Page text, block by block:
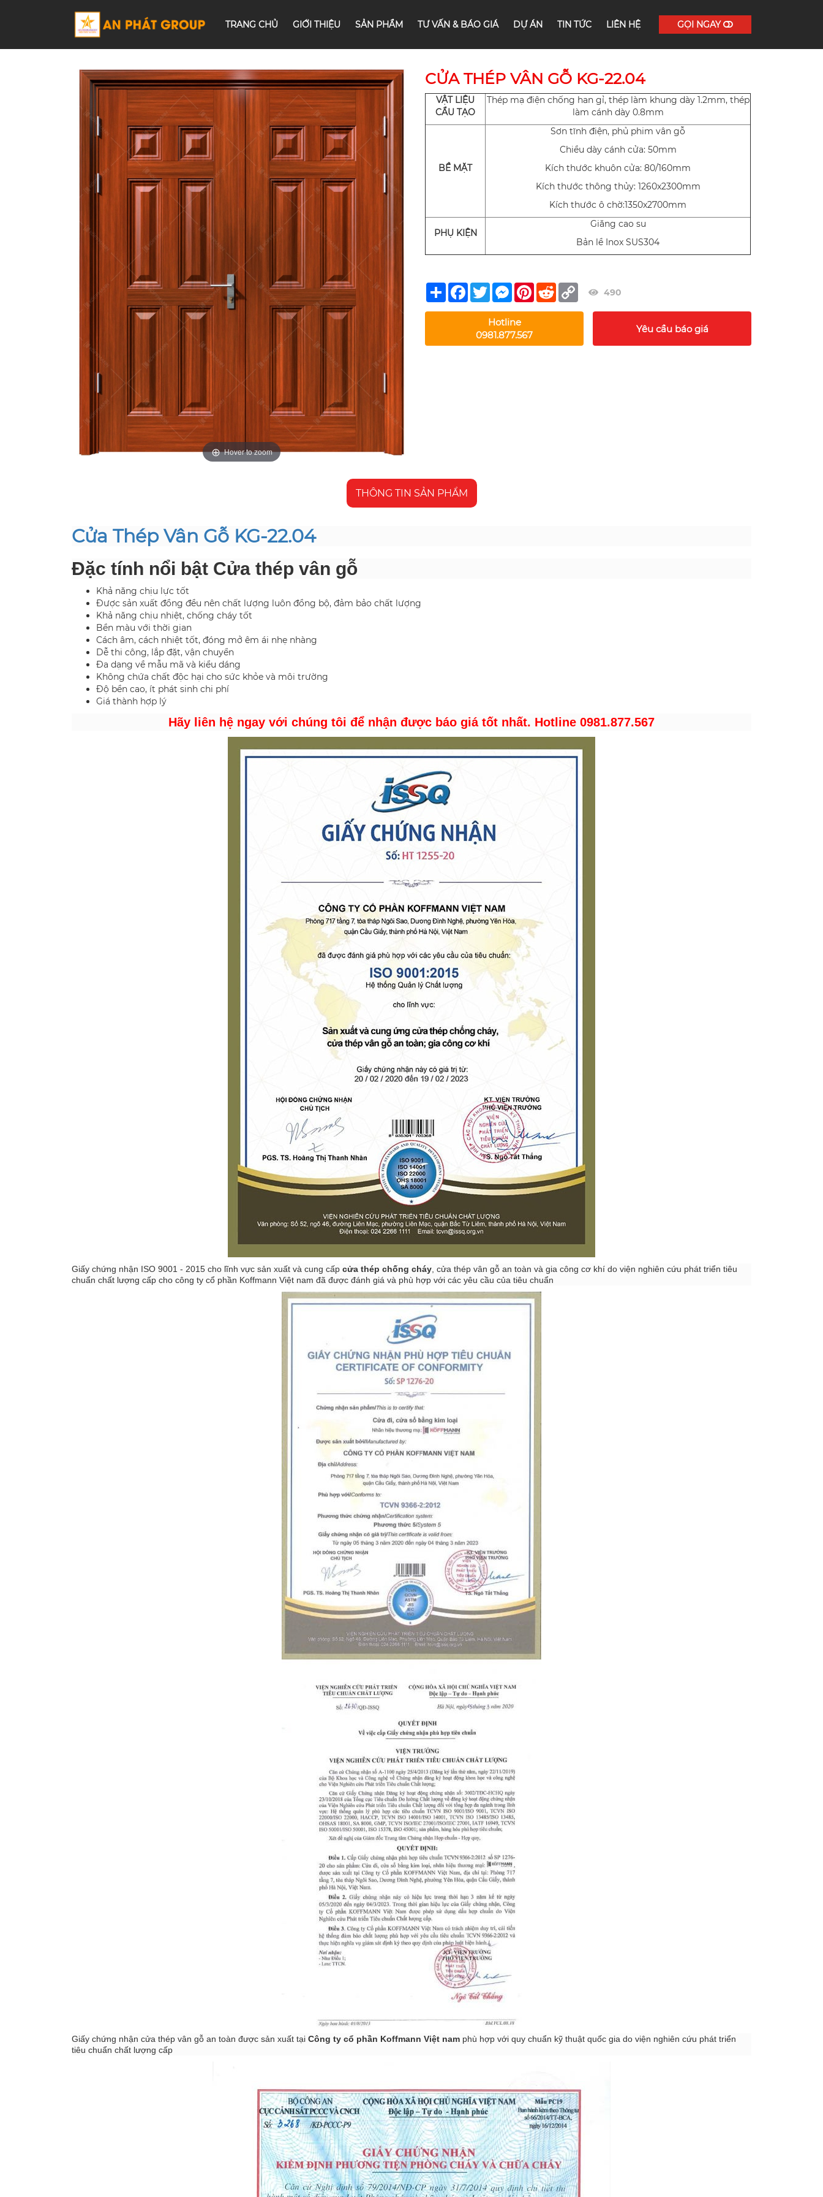
TRANG CHỦ GIỚI THIỆU SẢN PHẨM TƯ VẤN & BÁO GIÁ DỰ ÁN TIN TỨC LIÊN HỆ GỌI NGAY
Hover to zoom
CỬA THÉP VÂN GỖ KG-22.04
VẬT LIỆU
CẨU TẠO
Thép mạ điện chống han gỉ, thép làm khung dày 1.2mm, thép
làm cánh dày 0.8mm
BỀ MẶT
Sơn tĩnh điện, phủ phim vân gỗ
Chiều dày cánh cửa: 50mm
Kích thước khuôn cửa: 80/160mm
Kích thước thông thủy: 1260x2300mm
Kích thước ô chờ:1350x2700mm
PHỤ KIỆN
Giăng cao su
Bản lề Inox SUS304
ShareFacebook
TwitterMessenger
Pinterest
Reddit Copy
Link
490
Hotline
0981.877.567
Yêu cầu báo giá
THÔNG TIN SẢN PHẨM
Cửa Thép Vân Gỗ KG-22.04
Đặc tính nổi bật Cửa thép vân gỗ
Khả năng chịu lực tốt
Được sản xuất đồng đều nên chất lượng luôn đồng bộ, đảm bảo chất lượng
Khả năng chịu nhiệt, chống cháy tốt
Bền màu với thời gian
Cách âm, cách nhiệt tốt, đóng mở êm ái nhẹ nhàng
Dễ thi công, lắp đặt, vận chuyển
Đa dạng về mẫu mã và kiểu dáng
Không chứa chất độc hại cho sức khỏe và môi trường
Độ bền cao, ít phát sinh chi phí
Giá thành hợp lý
Hãy liên hệ ngay với chúng tôi để nhận được báo giá tốt nhất. Hotline 0981.877.567
Giấy chứng nhận ISO 9001 - 2015 cho lĩnh vực sản xuất và cung cấp cửa thép chống cháy , cửa thép vân gỗ an toàn và gia công cơ khí do viện nghiên cứu phát triển tiêu
chuẩn chất lượng cấp cho công ty cổ phần Koffmann Việt nam đã được đánh giá và phù hợp với các yêu cầu của tiêu chuẩn
Giấy chứng nhận cửa thép vân gỗ an toàn được sản xuất tại Công ty cổ phần Koffmann Việt nam phù hợp với quy chuẩn kỹ thuật quốc gia do viện nghiên cứu phát triển
tiêu chuẩn chất lượng cấp